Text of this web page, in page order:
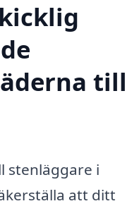
till
stenläggare i
att ditt